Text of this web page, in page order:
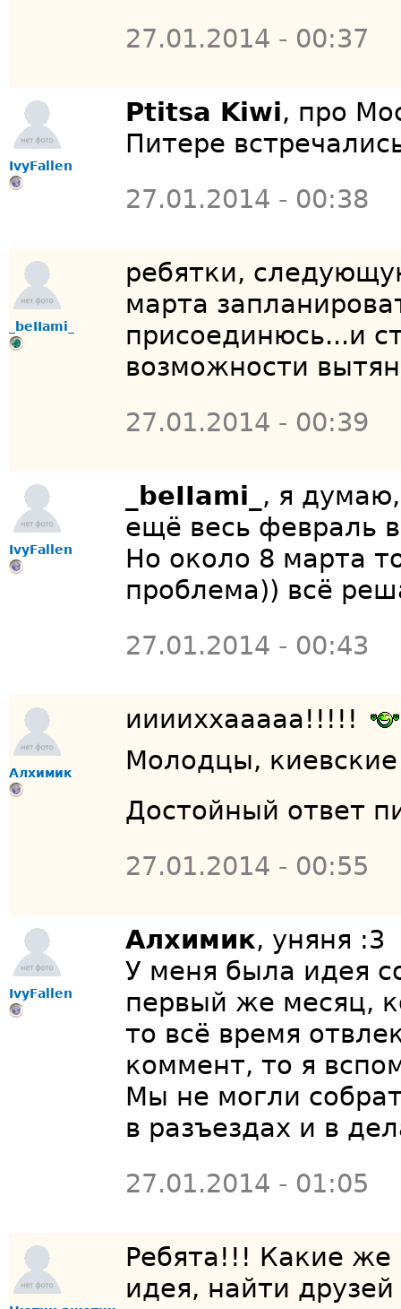
27.01.2014 - 00:37
IvyFallen
Ptitsa Kiwi, про
Питере
27.01.2014 - 00:38
_beIIami_
ребятки,
марта
присоединюсь...и
возможности
27.01.2014 - 00:39
IvyFallen
_beIIami_ , я
ещё весь февраль
Но около 8 марта
проблема)) всё
27.01.2014 - 00:43
Алхимик
ииииххааааа!!!!!
Молодцы,
Достойный ответ
27.01.2014 - 00:55
IvyFallen
Алхимик, уняня :3
У меня была идея
первый же месяц,
то всё время
коммент, то я
Мы не могли
в разъездах и в
27.01.2014 - 01:05
Ребята!!! Какие
идея, найти